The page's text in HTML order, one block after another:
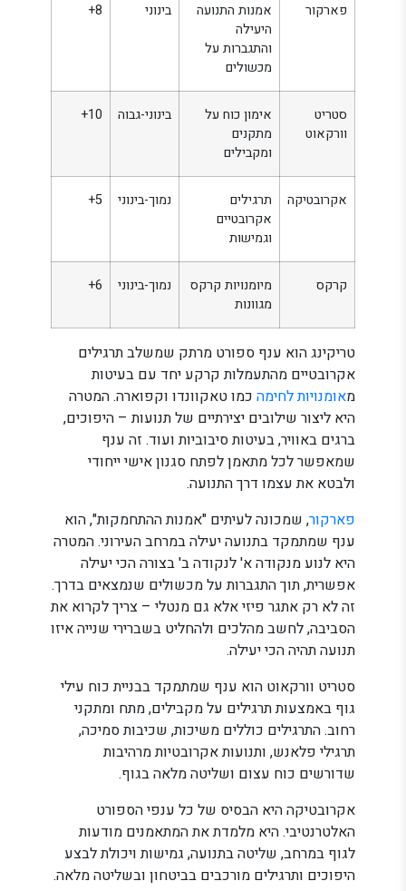
פארקור
אמנות התנועה
היעילה
והתגברות על
מכשולים
בינוני 8+
סטריט
וורקאוט
אימון כוח על
מתקנים
ומקבילים
בינוני-גבוה 10+
אקרובטיקה
תרגילים
אקרובטיים
וגמישות
נמוך-בינוני 5+
קרקס
מיומנויות קרקס
מגוונות
נמוך-בינוני 6+
טריקינג הוא ענף ספורט מרתק שמשלב תרגילים
אקרובטיים מהתעמלות קרקע יחד עם בעיטות
מאומנויות לחימה כמו טאקוונדו וקפוארה. המטרה
היא ליצור שילובים יצירתיים של תנועות – היפוכים,
ברגים באוויר, בעיטות סיבוביות ועוד. זה ענף
שמאפשר לכל מתאמן לפתח סגנון אישי ייחודי
ולבטא את עצמו דרך התנועה.
פארקור, שמכונה לעיתים "אמנות ההתחמקות", הוא
ענף שמתמקד בתנועה יעילה במרחב העירוני. המטרה
היא לנוע מנקודה א' לנקודה ב' בצורה הכי יעילה
אפשרית, תוך התגברות על מכשולים שנמצאים בדרך.
זה לא רק אתגר פיזי אלא גם מנטלי – צריך לקרוא את
הסביבה, לחשב מהלכים ולהחליט בשברירי שנייה איזו
תנועה תהיה הכי יעילה.
סטריט וורקאוט הוא ענף שמתמקד בבניית כוח עילי
גוף באמצעות תרגילים על מקבילים, מתח ומתקני
רחוב. התרגילים כוללים משיכות, שכיבות סמיכה,
תרגילי פלאנש, ותנועות אקרובטיות מרהיבות
שדורשים כוח עצום ושליטה מלאה בגוף.
אקרובטיקה היא הבסיס של כל ענפי הספורט
האלטרנטיבי. היא מלמדת את המתאמנים מודעות
לגוף במרחב, שליטה בתנועה, גמישות ויכולת לבצע
היפוכים ותרגילים מורכבים בביטחון ובשליטה מלאה.